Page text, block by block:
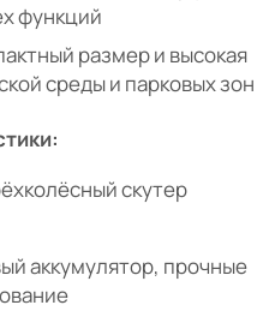
функций
размер и высокая
среды и парковых зон
скутер
аккумулятор, прочные